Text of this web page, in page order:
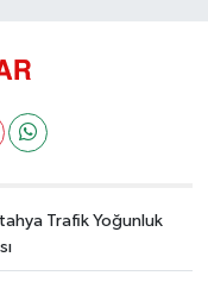
Trafik Yoğunluk